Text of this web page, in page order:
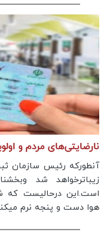
نارضایتی‌های مردم و
آنطورکه رئیس سازمان
زیباترخواهد شد
است.این درحالیست که
هوا دست و پنجه نرم